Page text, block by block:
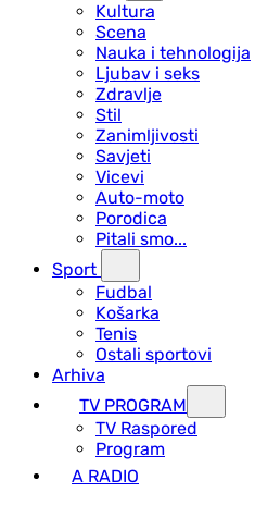
Kultura
Scena
Nauka i tehnologija
Ljubav i seks
Zdravlje
Stil
Zanimljivosti
Savjeti
Vicevi
Auto-moto
Porodica
Pitali smo...
Sport
Fudbal
Košarka
Tenis
Ostali sportovi
Arhiva
TV PROGRAM
ТV Raspored
Program
A RADIO